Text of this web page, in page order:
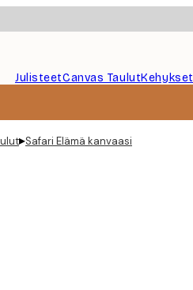
JulisteetCanvas TaulutKehykset
▸Safari Elämä kanvaasi